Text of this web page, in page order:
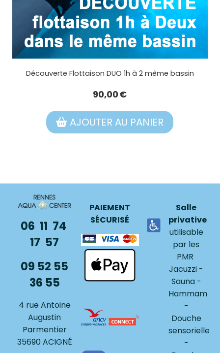
Découverte Flottaison DUO 1h à 2 même bassin
90,00€
AJOUTER AU PANIER
06 11 74
17 57
09 52 55
36 55
4 rue Antoine
Augustin
Parmentier
35690 ACIGNÉ
PAIEMENT
SÉCURISÉ
Salle
privative
utilisable
par les
PMR
Jacuzzi -
Sauna -
Hammam
-
Douche
sensorielle
-